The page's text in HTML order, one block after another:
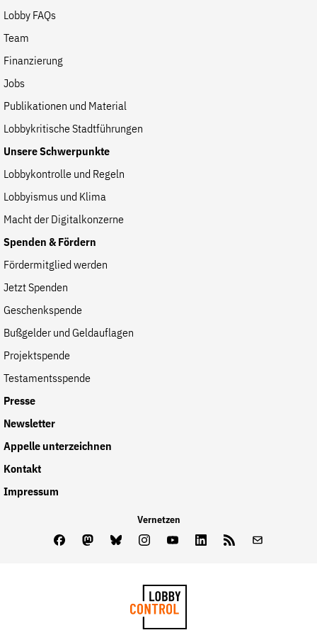
Lobby FAQs
Team
Finanzierung
Jobs
Publikationen und Material
Lobbykritische Stadtführungen
Unsere Schwerpunkte
Lobbykontrolle und Regeln
Lobbyismus und Klima
Macht der Digitalkonzerne
Spenden & Fördern
Fördermitglied werden
Jetzt Spenden
Geschenkspende
Bußgelder und Geldauflagen
Projektspende
Testamentsspende
Presse
Newsletter
Appelle unterzeichnen
Kontakt
Impressum
Vernetzen
FacebookMastodon
BlueskyInstagram
YoutubeLinkedInFeed